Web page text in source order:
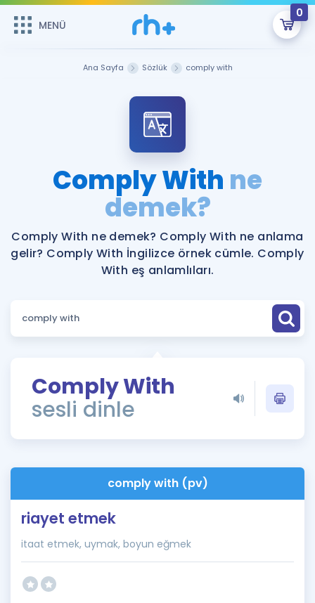
MENÜ
0
Şifremi Hatırlamıyorum
Sepetin Şu An Boş.
Remzi Hoca ile seni sınava hazırlayacak onlarca eğitim seni
bekliyor!
MENÜ
Katılımcı Görüşleri
Faydalı Araçlar
Ücretsiz Kaynaklar
Puan Hesaplama
ÖSYM Sınav Takvimi
Kampanyalar
İngilizce Gramer
İngilizce Gramer
Ana Sayfa Sözlük comply with
Comply With ne
demek?
Comply With ne demek? Comply With ne anlama
gelir? Comply With İngilizce örnek cümle. Comply
With eş anlamlıları.
Comply With
sesli dinle
comply with (pv)
riayet etmek
itaat etmek, uymak, boyun eğmek